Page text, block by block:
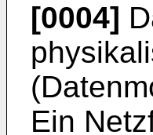
[0004]
Ein